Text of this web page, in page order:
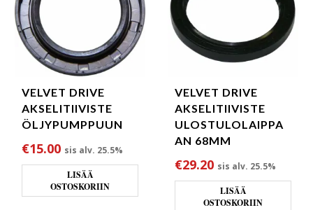
VELVET DRIVE
AKSELITIIVISTE
ÖLJYPUMPPUUN
€15.00 sis alv. 25.5%
LISÄÄ
OSTOSKORIIN
VELVET DRIVE
AKSELITIIVISTE
ULOSTULOLAIPPA
AN 68MM
€29.20 sis alv. 25.5%
LISÄÄ
OSTOSKORIIN